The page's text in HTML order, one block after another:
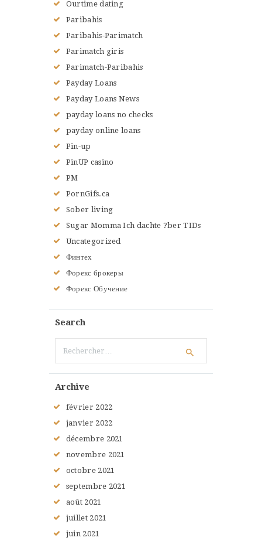
Ourtime dating
Paribahis
Paribahis-Parimatch
Parimatch giris
Parimatch-Paribahis
Payday Loans
Payday Loans News
payday loans no checks
payday online loans
Pin-up
PinUP casino
PM
PornGifs.ca
Sober living
Sugar Momma Ich dachte ?ber TIDs
Uncategorized
Финтех
Форекс брокеры
Форекс Обучение
Search
Archive
février 2022
janvier 2022
décembre 2021
novembre 2021
octobre 2021
septembre 2021
août 2021
juillet 2021
juin 2021